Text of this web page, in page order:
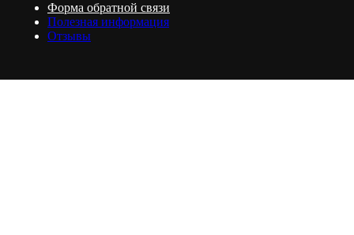
Форма обратной связи
Полезная информация
Отзывы